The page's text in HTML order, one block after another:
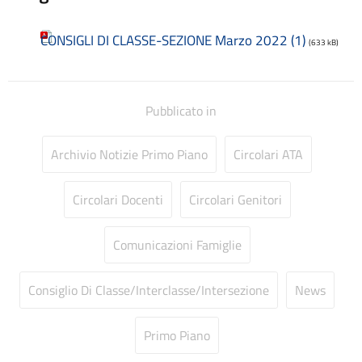
Contatti
Dirigente Scolastico
Dotazione organica
Home
Incarichi conferiti e autorizzati ai dipendenti
CONSIGLI DI CLASSE-SEZIONE Marzo 2022 (1) (633 kB)
Pubblicato in
Archivio Notizie Primo Piano Circolari ATA
Circolari Docenti Circolari Genitori
Comunicazioni Famiglie
Consiglio Di Classe/Interclasse/Intersezione News
Primo Piano